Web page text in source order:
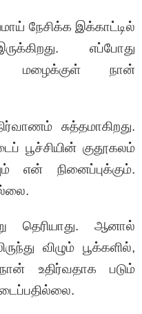
நேசிக்க இக்காட்டில்
எப்போது
மழைக்குள் நான்
சுத்தமாகிறது.
பூச்சியின் குதூகலம்
என் நினைப்புக்கும்.
தெரியாது. ஆனால்
விழும் பூக்களில்,
உதிர்வதாக படும்